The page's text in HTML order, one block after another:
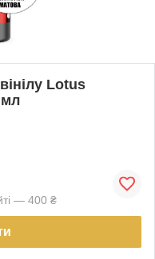
Lotus
мл
— 400 ₴